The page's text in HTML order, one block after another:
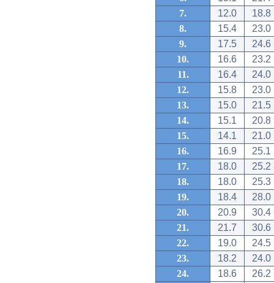
7.
12.0
18.8
8.
15.4
23.0
9.
17.5
24.6
10.
16.6
23.2
11.
16.4
24.0
12.
15.8
23.0
13.
15.0
21.5
14.
15.1
20.8
15.
14.1
21.0
16.
16.9
25.1
17.
18.0
25.2
18.
18.0
25.3
19.
18.4
28.0
20.
20.9
30.4
21.
21.7
30.6
22.
19.0
24.5
23.
18.2
24.0
24.
18.6
26.2